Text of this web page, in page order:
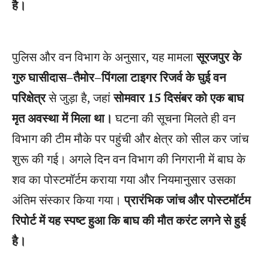
है।
पुलिस और वन विभाग के अनुसार, यह मामलासूरजपुर के
गुरु घासीदास–तैमोर–पिंगला टाइगर रिजर्व के घुई वन
परिक्षेत्रसे जुड़ा है, जहांसोमवार 15 दिसंबर को एक बाघ
मृत अवस्था में मिला था। घटना की सूचना मिलते ही वन
विभाग की टीम मौके पर पहुंची और क्षेत्र को सील कर जांच
शुरू की गई। अगले दिन वन विभाग की निगरानी में बाघ के
शव का पोस्टमॉर्टम कराया गया और नियमानुसार उसका
अंतिम संस्कार किया गया।प्रारंभिक जांच और पोस्टमॉर्टम
रिपोर्ट में यह स्पष्ट हुआ कि बाघ की मौत करंट लगने से हुई
है।